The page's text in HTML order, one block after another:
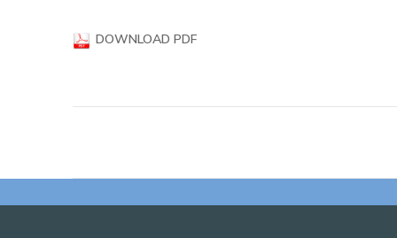
DOWNLOAD PDF